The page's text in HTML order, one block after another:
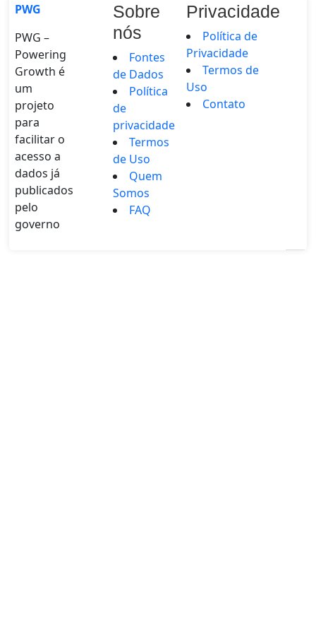
PWG
PWG –
Powering
Growth é
um
projeto
para
facilitar o
acesso a
dados já
publicados
pelo
governo
Sobre
nós
Fontes
de Dados
Política
de
privacidade
Termos
de Uso
Quem
Somos
FAQ
Privacidade
Política de
Privacidade
Termos de
Uso
Contato